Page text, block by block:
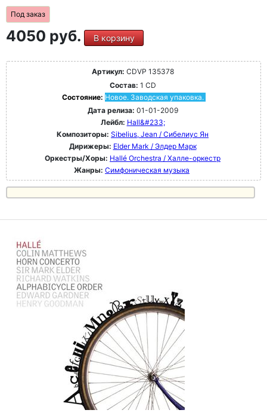
Под заказ
4050 руб. В корзину
Артикул: CDVP 135378
Состав: 1 CD
Состояние: Новое. Заводская упаковка.
Дата релиза: 01-01-2009
Лейбл: Hall&#233;
Композиторы: Sibelius, Jean / Сибелиус Ян
Дирижеры: Elder Mark / Элдер Марк
Оркестры/Хоры: Hallé Orchestra / Халле-оркестр
Жанры: Симфоническая музыка